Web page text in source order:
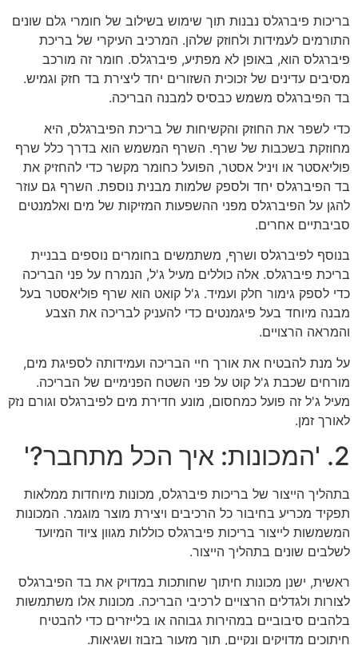
בריכות פיברגלס נבנות תוך שימוש בשילוב של חומרי גלם שונים
התורמים לעמידות ולחוזק שלהן. המרכיב העיקרי של בריכת
פיברגלס הוא, באופן לא מפתיע, פיברגלס. חומר זה מורכב
מסיבים עדינים של זכוכית השזורים יחד ליצירת בד חזק וגמיש.
בד הפיברגלס משמש כבסיס למבנה הבריכה.
כדי לשפר את החוזק והקשיחות של בריכת הפיברגלס, היא
מחוזקת בשכבות של שרף. השרף המשמש הוא בדרך כלל שרף
פוליאסטר או ויניל אסטר, הפועל כחומר מקשר כדי להחזיק את
בד הפיברגלס יחד ולספק שלמות מבנית נוספת. השרף גם עוזר
להגן על הפיברגלס מפני ההשפעות המזיקות של מים ואלמנטים
סביבתיים אחרים.
בנוסף לפיברגלס ושרף, משתמשים בחומרים נוספים בבניית
בריכת פיברגלס. אלה כוללים מעיל ג'ל, הנמרח על פני הבריכה
כדי לספק גימור חלק ועמיד. ג'ל קואט הוא שרף פוליאסטר בעל
מבנה מיוחד בעל פיגמנטים כדי להעניק לבריכה את הצבע
והמראה הרצויים.
על מנת להבטיח את אורך חיי הבריכה ועמידותה לספיגת מים,
מורחים שכבת ג'ל קוט על פני השטח הפנימיים של הבריכה.
מעיל ג'ל זה פועל כמחסום, מונע חדירת מים לפיברגלס וגורם נזק
לאורך זמן.
2. 'המכונות: איך הכל מתחבר?'
בתהליך הייצור של בריכות פיברגלס, מכונות מיוחדות ממלאות
תפקיד מכריע בחיבור כל הרכיבים ויצירת מוצר מוגמר. המכונות
המשמשות לייצור בריכות פיברגלס כוללות מגוון ציוד המיועד
לשלבים שונים בתהליך הייצור.
ראשית, ישנן מכונות חיתוך שחותכות במדויק את בד הפיברגלס
לצורות ולגדלים הרצויים לרכיבי הבריכה. מכונות אלו משתמשות
בלהבים סיבוביים במהירות גבוהה או בלייזרים כדי להבטיח
חיתוכים מדויקים ונקיים, תוך מזעור בזבוז ושגיאות.